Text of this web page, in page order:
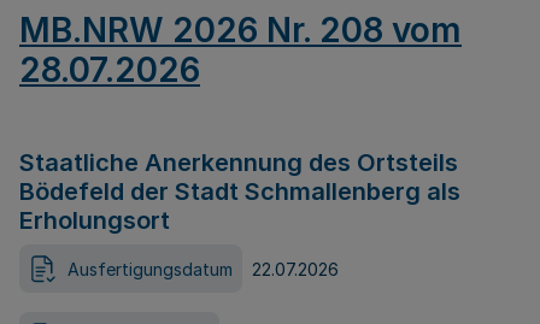
MB.NRW 2026 Nr. 208 vom
28.07.2026
Staatliche Anerkennung des Ortsteils
Bödefeld der Stadt Schmallenberg als
Erholungsort
Ausfertigungsdatum 22.07.2026